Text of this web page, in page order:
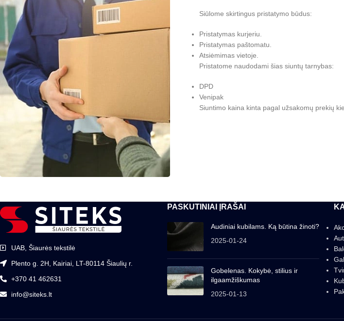
Siūlome skirtingus pristatymo būdus:
Pristatymas kurjeriu.
Pristatymas paštomatu.
Atsiėmimas vietoje.
Pristatome naudodami šias siuntų tarnybas:
DPD
Venipak
Siuntimo kaina kinta pagal užsakomų prekių
UAB, Šiaurės tekstilė
Plento g. 2H, Kairiai, LT-80114 Šiaulių r.
+370 41 462631
info@siteks.lt
PASKUTINIAI ĮRAŠAI
Audiniai kubilams. Ką būtina žinoti?
2025-01-24
Gobelenas. Kokybė, stilius ir
ilgaamžiškumas
2025-01-13